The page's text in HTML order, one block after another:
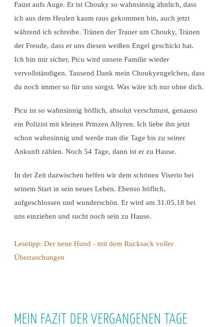
Faust aufs Auge. Er ist Chouky so wahnsinnig ähnlich, dass
ich aus dem Heulen kaum raus gekommen bin, auch jetzt
während ich schreibe. Tränen der Trauer um Chouky, Tränen
der Freude, dass er uns diesen weißen Engel geschickt hat.
Ich bin mir sicher, Picu wird unsere Familie wieder
vervollständigen. Tausend Dank mein Choukyengelchen, dass
du noch immer so für uns sorgst. Was wäre ich nur ohne dich.
Picu ist so wahnsinnig höflich, absolut verschmust, genauso
ein Polizist mit kleinen Prinzen Allyren. Ich liebe ihn jetzt
schon wahnsinnig und werde nun die Tage bis zu seiner
Ankunft zählen. Noch 54 Tage, dann ist er zu Hause.
In der Zeit dazwischen helfen wir dem schönen Viserio bei
seinem Start in sein neues Leben. Ebenso höflich,
aufgeschlossen und wunderschön. Er wird am 31.05.18 bei
uns einziehen und sucht noch sein zu Hause.
Lesetipp: Der neue Hund - mit dem Rucksack voller
Überraschungen
MEIN FAZIT DER VERGANGENEN TAGE